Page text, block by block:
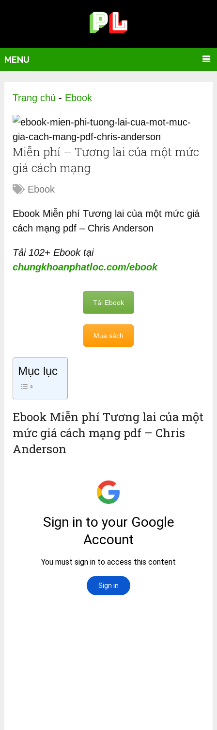
MENU
Trang chủ - Ebook
Miễn phí – Tương lai của một mức
giá cách mạng
Ebook
Ebook Miễn phí Tương lai của một mức giá
cách mạng pdf – Chris Anderson
Tải 102+ Ebook tại
chungkhoanphatloc.com/ebook
Tải Ebook
Mua sách
Mục lục
Ebook Miễn phí Tương lai của một
mức giá cách mạng pdf – Chris
Anderson